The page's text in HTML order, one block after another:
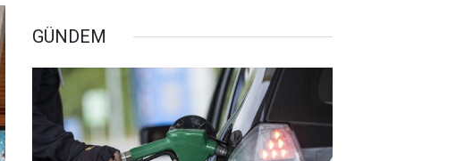
GÜNDEM